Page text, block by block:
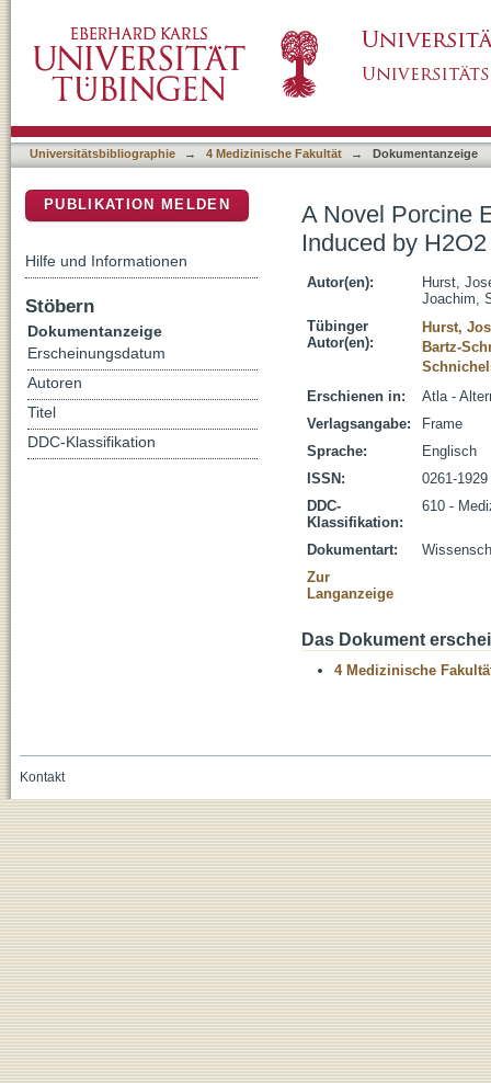
Universitätsbibliographie → 4 Medizinische Fakultät → Dokumentanzeige
A Novel Porcine
Induced by H2O2
Autor(en):
Hurst,
Joachim,
Tübinger
Autor(en):
Hurst,
Bartz-
Erschienen in:
Atla -
Verlagsangabe:
Frame
Sprache:
Englisch
ISSN:
0261-1929
DDC-
Klassifikation:
610 -
Dokumentart:
Zur
Langanzeige
Das Dokument
4 Medizinische
PUBLIKATION MELDEN
Hilfe und Informationen
Stöbern
Dokumentanzeige
Erscheinungsdatum
Autoren
Titel
DDC-Klassifikation
Kontakt